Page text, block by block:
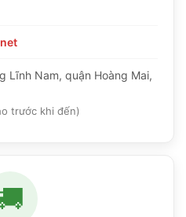
Lĩnh Nam, quận Hoàng Mai,
trước khi đến)